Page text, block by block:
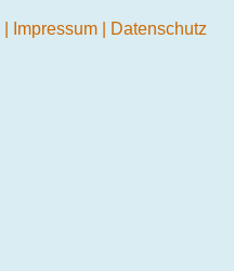
Impressum Datenschutz